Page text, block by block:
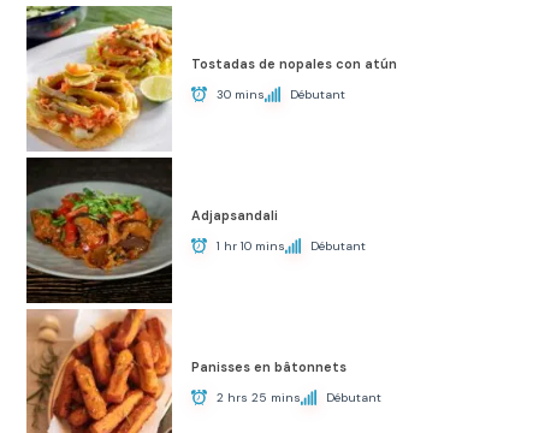
Tostadas de nopales con atún
30 mins Débutant
Adjapsandali
1 hr 10 mins Débutant
Panisses en bâtonnets
2 hrs 25 mins Débutant